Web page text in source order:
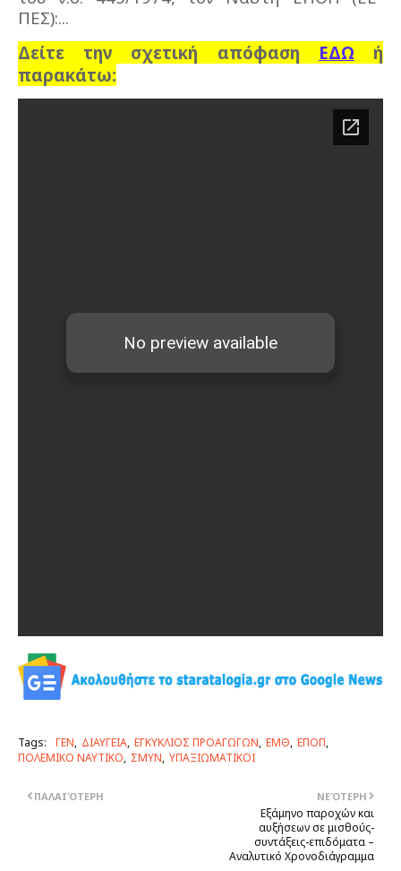
ΠΕΣ):...
Δείτε την σχετική απόφαση ΕΔΩ ή
παρακάτω:
Tags: ΓΕΝ ΔΙΑΥΓΕΙΑ ΕΓΚΥΚΛΙΟΣ ΠΡΟΑΓΩΓΩΝ ΕΜΘ ΕΠΟΠ
ΠΟΛΕΜΙΚΟ ΝΑΥΤΙΚΟ ΣΜΥΝ ΥΠΑΞΙΩΜΑΤΙΚΟΙ
ΝΕΌΤΕΡΗ
Εξάμηνο παροχών και
αυξήσεων σε μισθούς-
συντάξεις-επιδόματα –
Αναλυτικό Χρονοδιάγραμμα
ΠΑΛΑΙΌΤΕΡΗ